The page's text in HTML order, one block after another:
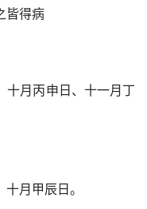
皆得病
十月丙申日、十一月丁
月甲辰日。